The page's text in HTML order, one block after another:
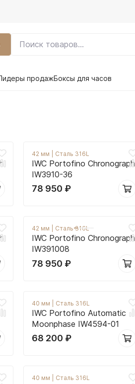
продажБоксы для часов
42 мм Сталь 316L
IWC Portofino Chronograph
IW3910-36
78 950 ₽
42 мм Сталь 316L
IWC Portofino Chronograph
IW391008
78 950 ₽
40 мм Сталь 316L
IWC Portofino Automatic
Moonphase IW4594-01
68 200 ₽
40 мм Сталь 316L